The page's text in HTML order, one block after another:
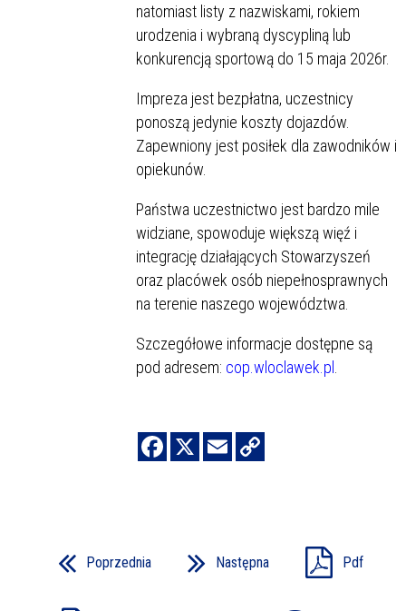
natomiast listy z nazwiskami, rokiem
urodzenia i wybraną dyscypliną lub
konkurencją sportową do 15 maja 2026r.
Impreza jest bezpłatna, uczestnicy
ponoszą jedynie koszty dojazdów.
Zapewniony jest posiłek dla zawodników i
opiekunów.
Państwa uczestnictwo jest bardzo mile
widziane, spowoduje większą więź i
integrację działających Stowarzyszeń
oraz placówek osób niepełnosprawnych
na terenie naszego województwa.
Szczegółowe informacje dostępne są
pod adresem: cop.wloclawek.pl
Poprzednia Następna Pdf